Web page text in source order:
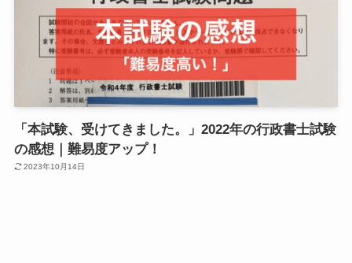
「本試験、受けてきました。」2022年の行政書士試験
の感想｜難易度アップ！
2023年10月14日